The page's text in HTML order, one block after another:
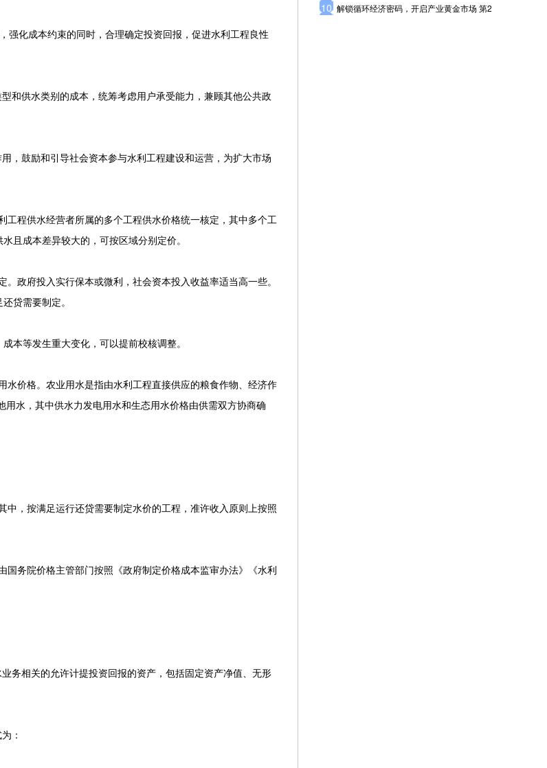
化成本约束的同时，合理确定投资回报，促进水利工程良性
和供水类别的成本，统筹考虑用户承受能力，兼顾其他公共政
，鼓励和引导社会资本参与水利工程建设和运营，为扩大市场
程供水经营者所属的多个工程供水价格统一核定，其中多个工
且成本差异较大的，可按区域分别定价。
政府投入实行保本或微利，社会资本投入收益率适当高一些。
贷需要制定。
本等发生重大变化，可以提前校核调整。
价格。农业用水是指由水利工程直接供应的粮食作物、经济作
水，其中供水力发电用水和生态用水价格由供需双方协商确
，按满足运行还贷需要制定水价的工程，准许收入原则上按照
务院价格主管部门按照《政府制定价格成本监审办法》《水利
务相关的允许计提投资回报的资产，包括固定资产净值、无形
：
10 解锁循环经济密码，开启产业黄金市场 第2